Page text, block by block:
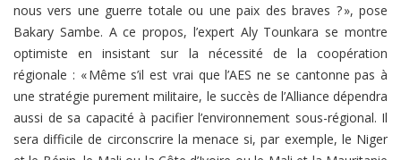
nous vers une guerre totale ou une paix des braves ? », pose
Bakary Sambe. A ce propos, l’expert Aly Tounkara se montre
optimiste en insistant sur la nécessité de la coopération
régionale : « Même s’il est vrai que l’AES ne se cantonne pas à
une stratégie purement militaire, le succès de l’Alliance dépendra
aussi de sa capacité à pacifier l’environnement sous-régional. Il
sera difficile de circonscrire la menace si, par exemple, le Niger